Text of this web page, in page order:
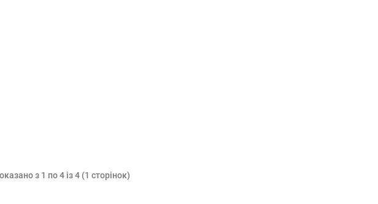
з 1 по 4 із 4 (1 сторінок)